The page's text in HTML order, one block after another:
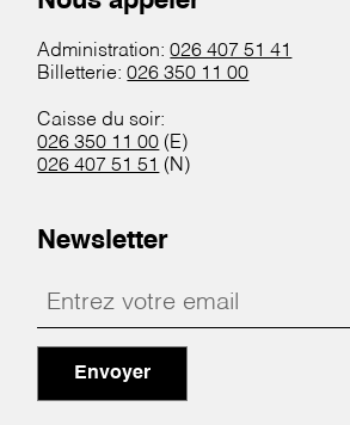
Administration:026 407 51 41
Billetterie:026 350 11 00
Caisse du soir:
026 350 11 00 (E)
026 407 51 51 (N)
Newsletter
Envoyer